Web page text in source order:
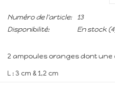
Numéro de l'article:
13
Disponibilité:
En stock
2 ampoules oranges dont
L : 3 cm & 1,2 cm